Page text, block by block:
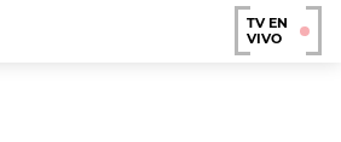
TV EN
VIVO